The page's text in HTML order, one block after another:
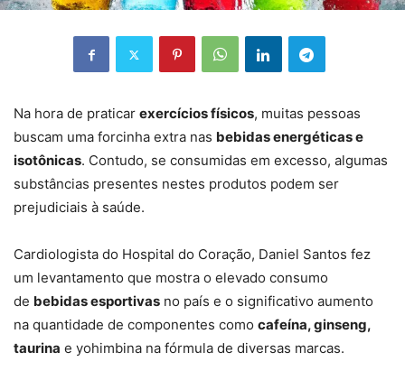
Na hora de praticar exercícios físicos, muitas pessoas
buscam uma forcinha extra nas bebidas energéticas e
isotônicas. Contudo, se consumidas em excesso, algumas
substâncias presentes nestes produtos podem ser
prejudiciais à saúde.
Cardiologista do Hospital do Coração, Daniel Santos fez
um levantamento que mostra o elevado consumo
de bebidas esportivas no país e o significativo aumento
na quantidade de componentes como cafeína, ginseng,
taurina e yohimbina na fórmula de diversas marcas.